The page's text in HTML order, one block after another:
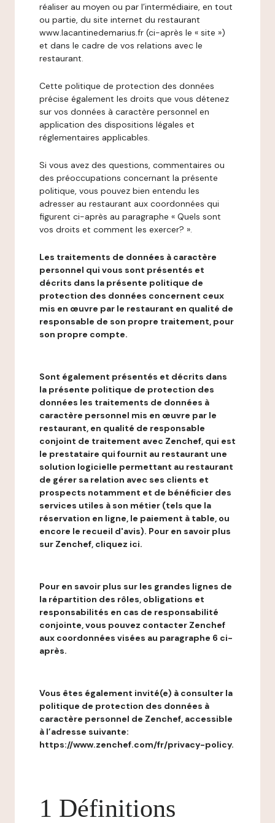
réaliser au moyen ou par l’intermédiaire, en tout
ou partie, du site internet du restaurant
www.lacantinedemarius.fr (ci-après le « site »)
et dans le cadre de vos relations avec le
restaurant.
Cette politique de protection des données
précise également les droits que vous détenez
sur vos données à caractère personnel en
application des dispositions légales et
réglementaires applicables.
Si vous avez des questions, commentaires ou
des préoccupations concernant la présente
politique, vous pouvez bien entendu les
adresser au restaurant aux coordonnées qui
figurent ci-après au paragraphe « Quels sont
vos droits et comment les exercer? ».
Les traitements de données à caractère
personnel qui vous sont présentés et
décrits dans la présente politique de
protection des données concernent ceux
mis en œuvre par le restaurant en qualité de
responsable de son propre traitement, pour
son propre compte.
Sont également présentés et décrits dans
la présente politique de protection des
données les traitements de données à
caractère personnel mis en œuvre par le
restaurant, en qualité de responsable
conjoint de traitement avec Zenchef, qui est
le prestataire qui fournit au restaurant une
solution logicielle permettant au restaurant
de gérer sa relation avec ses clients et
prospects notamment et de bénéficier des
services utiles à son métier (tels que la
réservation en ligne, le paiement à table, ou
encore le recueil d'avis). Pour en savoir plus
sur Zenchef, cliquez ici.
Pour en savoir plus sur les grandes lignes de
la répartition des rôles, obligations et
responsabilités en cas de responsabilité
conjointe, vous pouvez contacter Zenchef
aux coordonnées visées au paragraphe 6 ci-
après.
Vous êtes également invité(e) à consulter la
politique de protection des données à
caractère personnel de Zenchef, accessible
à l’adresse suivante:
https://www.zenchef.com/fr/privacy-policy.
1 Définitions